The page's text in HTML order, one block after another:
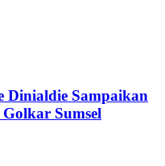
Dinialdie Sampaikan
Sumsel